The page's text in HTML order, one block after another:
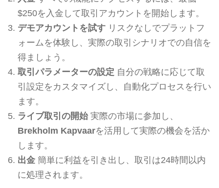
$250を入金して取引アカウントを開始します。
デモアカウントを試すリスクなしでプラットフ
ォームを体験し、実際の取引シナリオでの自信を
得ましょう。
取引パラメーターの設定 自分の戦略に応じて取
引設定をカスタマイズし、自動化プロセスを行い
ます。
ライブ取引の開始実際の市場に参加し、
Brekholm Kapvaarを活用して実際の機会を活か
します。
出金簡単に利益を引き出し、取引は24時間以内
に処理されます。